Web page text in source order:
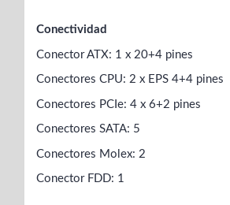
Conectividad
Conector ATX: 1 x 20+4 pines
Conectores CPU: 2 x EPS 4+4 pines
Conectores PCIe: 4 x 6+2 pines
Conectores SATA: 5
Conectores Molex: 2
Conector FDD: 1